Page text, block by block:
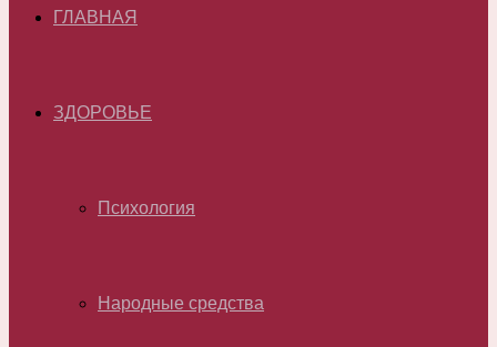
ГЛАВНАЯ
ЗДОРОВЬЕ
Психология
Народные средства